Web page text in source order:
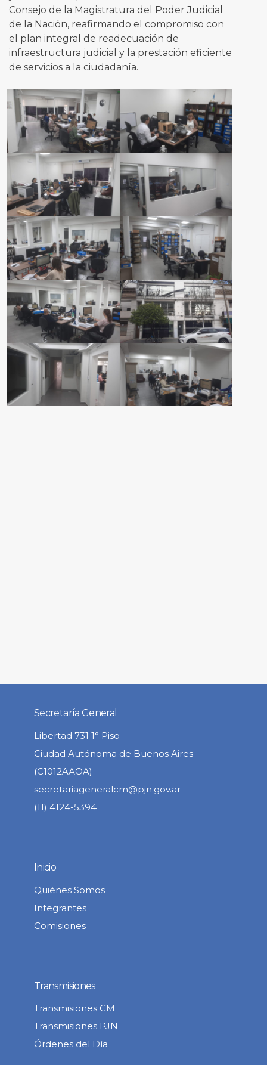
Consejo de la Magistratura del Poder Judicial
de la Nación, reafirmando el compromiso con
el plan integral de readecuación de
infraestructura judicial y la prestación eficiente
de servicios a la ciudadanía.
Secretaría General
Libertad 731 1° Piso
Ciudad Autónoma de Buenos Aires
(C1012AAOA)
secretariageneralcm@pjn.gov.ar
(11) 4124-5394
Inicio
Quiénes Somos
Integrantes
Comisiones
Transmisiones
Transmisiones CM
Transmisiones PJN
Órdenes del Día